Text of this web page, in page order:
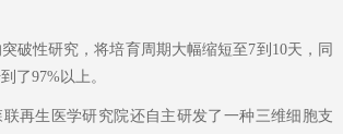
破性研究，将培育周期大幅缩短至7到10天，同
了97%以上。
联再生医学研究院还自主研发了一种三维细胞支